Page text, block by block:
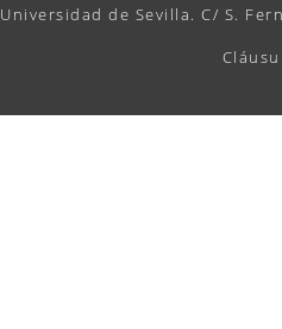
Universidad de Sevilla. C/ S.